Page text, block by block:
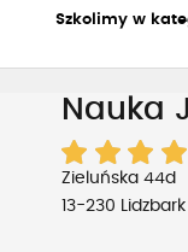
Szkolimy w
Nauka
Zieluńska 44d
13-230 Lidzbark